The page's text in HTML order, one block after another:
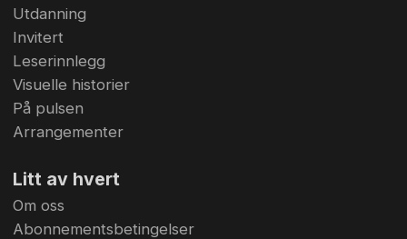
Utdanning
Invitert
Leserinnlegg
Visuelle historier
På pulsen
Arrangementer
Litt av hvert
Om oss
Abonnementsbetingelser